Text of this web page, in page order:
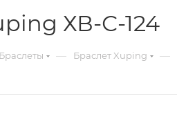
ХВ-С-124
Браслеты — Браслет Xuping —